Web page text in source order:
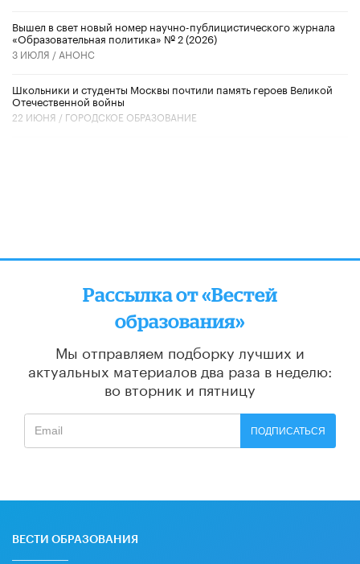
Вышел в свет новый номер научно-публицистического журнала
«Образовательная политика» № 2 (2026)
3 ИЮЛЯ / АНОНС
Школьники и студенты Москвы почтили память героев Великой
Отечественной войны
22 ИЮНЯ / ГОРОДСКОЕ ОБРАЗОВАНИЕ
Рассылка от «Вестей
образования»
Мы отправляем подборку лучших и
актуальных материалов два раза в неделю:
во вторник и пятницу
ПОДПИСАТЬСЯ
ВЕСТИ ОБРАЗОВАНИЯ